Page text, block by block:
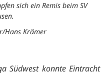
sich ein Remis beim SV
Hans Krämer
Südwest konnte Eintracht